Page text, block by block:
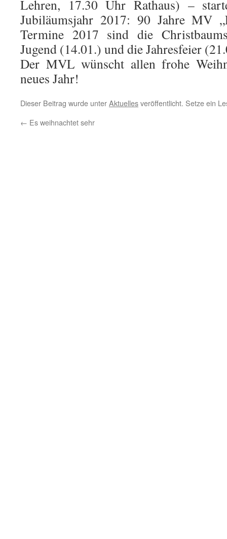
Lehren, 17.30 Uhr Rathaus) –
Jubiläumsjahr 2017: 90 Jahre MV
Termine 2017 sind die
Jugend (14.01.) und die Jahresfeier
Der MVL wünscht allen frohe
neues Jahr!
Dieser Beitrag wurde unterAktuellesveröffentlicht. Setze ein
← Es weihnachtet sehr